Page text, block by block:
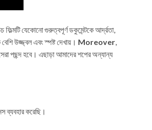
ফিল্মটি যেকোনো গুরুত্বপূর্ণ ডকুমেন্টকে আর্দ্রতা,
উজ্জ্বল এবং স্পষ্ট দেখায়। Moreover,
পছন্দ হবে। এছাড়া আমাদের শপের অন্যান্য
ব্যবহার করেছি।